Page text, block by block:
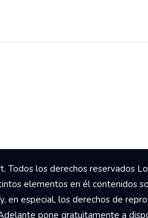
Todos los derechos reservados
elementos en él contenidos
especial, los derechos de
pone gratuitamente a